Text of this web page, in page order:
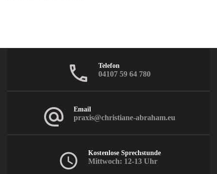
Telefon
04107 59 64 780
Email
praxis@christiane-abraham.eu
Kostenlose Sprechstunde
Mittwoch: 12-13 Uhr